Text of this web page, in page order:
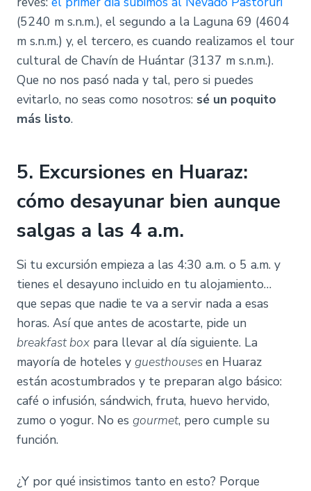
(5240 m s.n.m.), el segundo a la Laguna 69 (4604
m s.n.m.) y, el tercero, es cuando realizamos el tour
cultural de Chavín de Huántar (3137 m s.n.m.).
Que no nos pasó nada y tal, pero si puedes
evitarlo, no seas como nosotros: sé un poquito
más listo.
5. Excursiones en Huaraz:
cómo desayunar bien aunque
salgas a las 4 a.m.
Si tu excursión empieza a las 4:30 a.m. o 5 a.m. y
tienes el desayuno incluido en tu alojamiento…
que sepas que nadie te va a servir nada a esas
horas. Así que antes de acostarte, pide un
breakfast box para llevar al día siguiente. La
mayoría de hoteles y guesthousesen Huaraz
están acostumbrados y te preparan algo básico:
café o infusión, sándwich, fruta, huevo hervido,
zumo o yogur. No es gourmet, pero cumple su
función.
¿Y por qué insistimos tanto en esto? Porque